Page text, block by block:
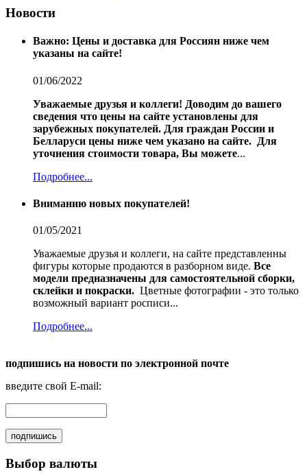
Новости
Важно: Цены и доставка для Россиян ниже чем
указаны на сайте!
01/06/2022
Уважаемые друзья и коллеги! Доводим до вашего
сведения что цены на сайте установлены для
зарубежных покупателей. Для граждан России и
Белларуси цены ниже чем указано на сайте. Для
уточнения стоимости товара, Вы можете...
Подробнее...
Вниманию новых покупателей!
01/05/2021
Уважаемые друзья и коллеги, на сайте представленны
фигуры которые продаются в разборном виде. Все
модели предназначены для самостоятельной сборки,
склейки и покраски. Цветные фотографии - это только
возможный вариант росписи...
Подробнее...
подпишись на новости по электронной почте
введите свой E-mail:
Выбор валюты